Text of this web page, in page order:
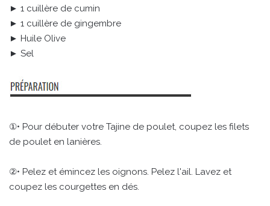
► 1 cuillère de cumin
► 1 cuillère de gingembre
► Huile Olive
► Sel
①• Pour débuter votre Tajine de poulet, coupez les filets
de poulet en lanières.
②• Pelez et émincez les oignons. Pelez l'ail. Lavez et
coupez les courgettes en dés.